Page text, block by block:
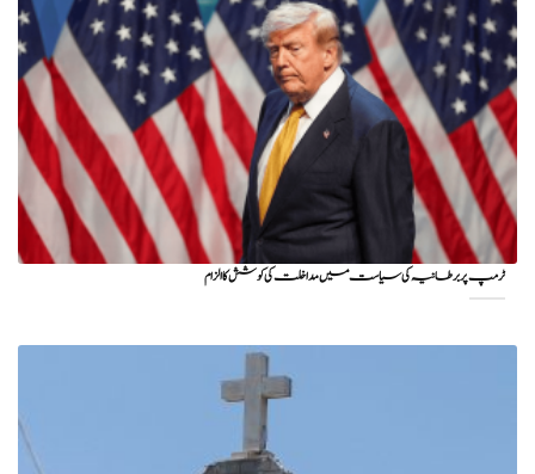
ٹرمپ پر برطانیہ کی سیاست میں مداخلت کی کوشش کا الزام